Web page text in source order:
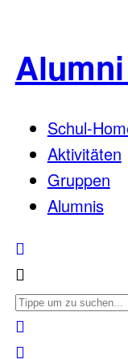
Schul-
Aktivitäten
Gruppen
Alumnis